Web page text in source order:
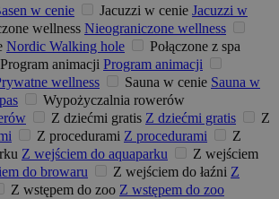
w cenie Jacuzzi w cenie Jacuzzi w
wellness Nieograniczone wellness
Nordic Walking hole
Połączone z spa
Program animacji Program animacji
wellness Sauna w cenie Sauna w
Wypożyczalnia rowerów
Z dziećmi gratis Z dziećmi gratis
Z
Z procedurami Z procedurami
Z
Z wejściem do aquaparku
Z wejściem
do browaru Z wejściem do łaźni Z
Z wstępem do zoo Z wstępem do zoo